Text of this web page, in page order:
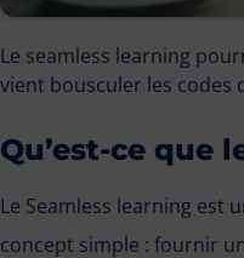
Le seamless learning
vient bousculer les codes
Qu’est-ce que
Le Seamless learning est
concept simple : fournir